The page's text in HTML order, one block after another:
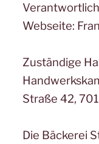
Webseite:
Zuständige
Straße 42,
Die Bäckerei